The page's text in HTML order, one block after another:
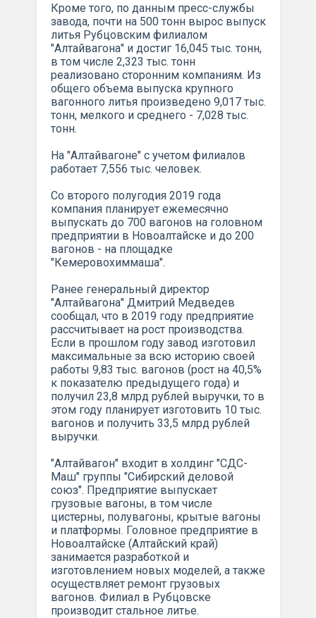
Кроме того, по данным пресс-службы
завода, почти на 500 тонн вырос выпуск
литья Рубцовским филиалом
"Алтайвагона" и достиг 16,045 тыс. тонн,
в том числе 2,323 тыс. тонн
реализовано сторонним компаниям. Из
общего объема выпуска крупного
вагонного литья произведено 9,017 тыс.
тонн, мелкого и среднего - 7,028 тыс.
тонн.
На "Алтайвагоне" с учетом филиалов
работает 7,556 тыс. человек.
Со второго полугодия 2019 года
компания планирует ежемесячно
выпускать до 700 вагонов на головном
предприятии в Новоалтайске и до 200
вагонов - на площадке
"Кемеровохиммаша".
Ранее генеральный директор
"Алтайвагона" Дмитрий Медведев
сообщал, что в 2019 году предприятие
рассчитывает на рост производства.
Если в прошлом году завод изготовил
максимальные за всю историю своей
работы 9,83 тыс. вагонов (рост на 40,5%
к показателю предыдущего года) и
получил 23,8 млрд рублей выручки, то в
этом году планирует изготовить 10 тыс.
вагонов и получить 33,5 млрд рублей
выручки.
"Алтайвагон" входит в холдинг "СДС-
Маш" группы "Сибирский деловой
союз". Предприятие выпускает
грузовые вагоны, в том числе
цистерны, полувагоны, крытые вагоны
и платформы. Головное предприятие в
Новоалтайске (Алтайский край)
занимается разработкой и
изготовлением новых моделей, а также
осуществляет ремонт грузовых
вагонов. Филиал в Рубцовске
производит стальное литье.